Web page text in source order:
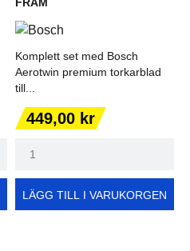
Komplett set med Bosch
Aerotwin premium torkarblad
till...
Pris
449,00 kr
LÄGG TILL I VARUKORGEN